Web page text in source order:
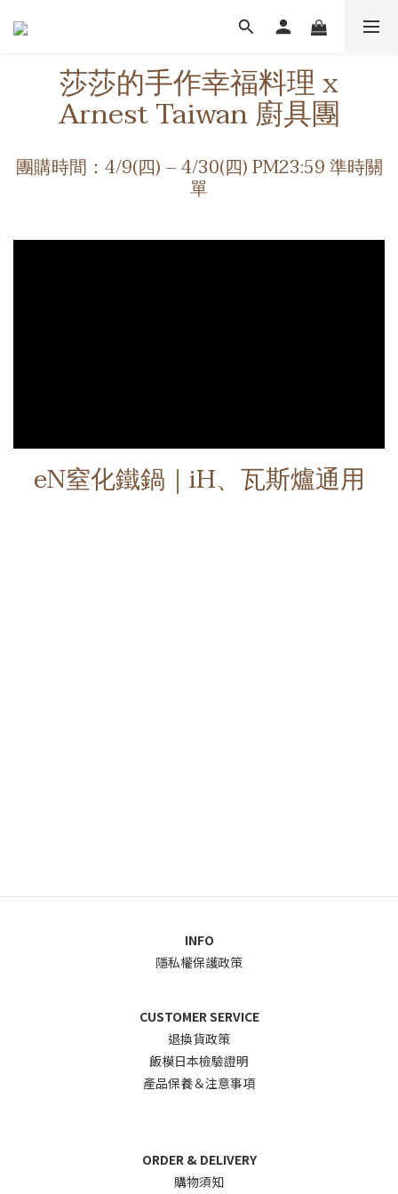
莎莎的手作幸福料理 x
Arnest Taiwan 廚具團
團購時間：4/9(四) – 4/30(四) PM23:59 準時關
單
eN窒化鐵鍋｜iH、瓦斯爐通用
INFO
隱私權保護政策
CUSTOMER SERVICE
退換貨政策
飯模日本檢驗證明
產品保養＆注意事項
ORDER & DELIVERY
購物須知